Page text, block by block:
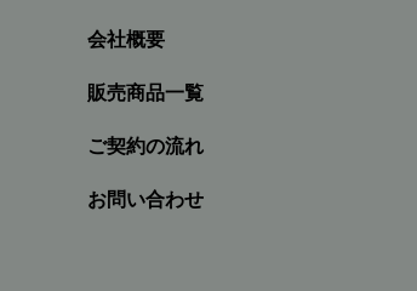
会社概要
販売商品一覧
ご契約の流れ
お問い合わせ